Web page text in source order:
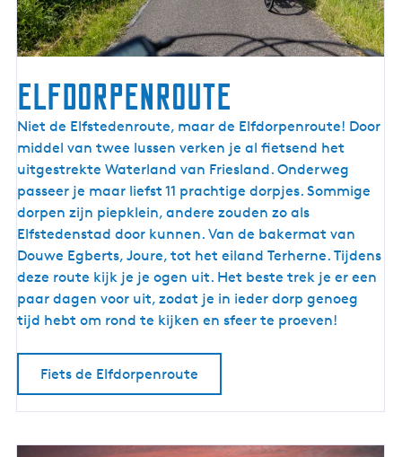
e
r
e
a
Elfdorpenroute
E
l
f
d
o
r
p
e
n
r
Niet de Elfstedenroute, maar de Elfdorpenroute! Door
middel van twee lussen verken je al fietsend het
uitgestrekte Waterland van Friesland. Onderweg
passeer je maar liefst 11 prachtige dorpjes. Sommige
dorpen zijn piepklein, andere zouden zo als
Elfstedenstad door kunnen. Van de bakermat van
Douwe Egberts, Joure, tot het eiland Terherne. Tijdens
deze route kijk je je ogen uit. Het beste trek je er een
paar dagen voor uit, zodat je in ieder dorp genoeg
tijd hebt om rond te kijken en sfeer te proeven!
Fiets de Elfdorpenroute